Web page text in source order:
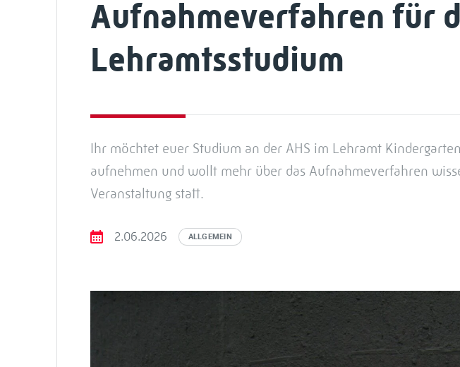
Aufnahmeverfahren für
Lehramtsstudium
Ihr möchtet euer Studium an der AHS im Lehramt
aufnehmen und wollt mehr über das Aufnahmeverfahren
Veranstaltung statt.
2.06.2026 ALLGEMEIN